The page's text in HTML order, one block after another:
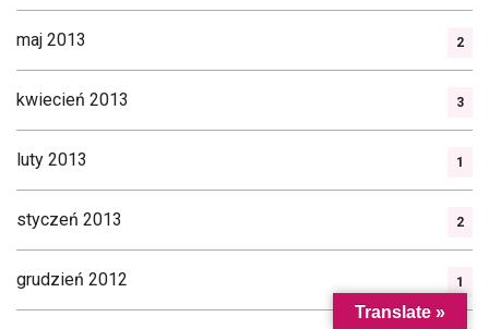
maj 2013 2
kwiecień 2013 3
luty 2013 1
styczeń 2013 2
grudzień 2012 1
Translate »